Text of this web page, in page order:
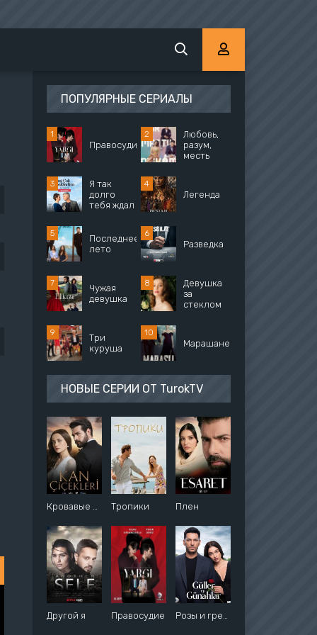
ПОПУЛЯРНЫЕ СЕРИАЛЫ
Правосудие
Любовь,
разум,
месть
Я так
долго
тебя ждал
Легенда
Последнее
лето
Разведка
Чужая
девушка
Девушка
за
стеклом
Три
куруша
Марашанец
НОВЫЕ СЕРИИ ОТ TurokTV
Кровавые цветы Тропики Плен
Другой я Правосудие Розы и грехи